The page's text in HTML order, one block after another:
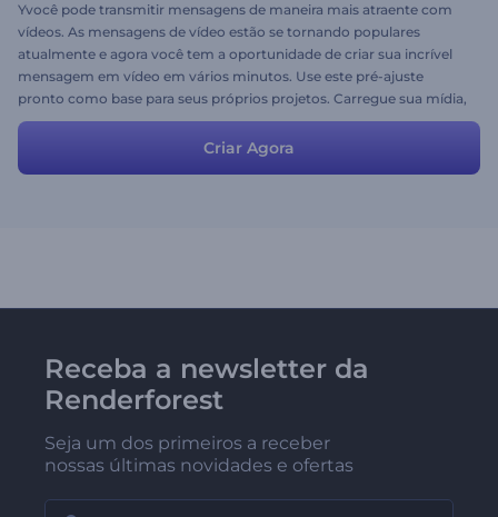
Yvocê pode transmitir mensagens de maneira mais atraente com
vídeos. As mensagens de vídeo estão se tornando populares
atualmente e agora você tem a oportunidade de criar sua incrível
mensagem em vídeo em vários minutos. Use este pré-ajuste
pronto como base para seus próprios projetos. Carregue sua mídia,
altere os textos e clique em pré-visualizar! :)
Criar Agora
Receba a newsletter da
Renderforest
Seja um dos primeiros a receber
nossas últimas novidades e ofertas